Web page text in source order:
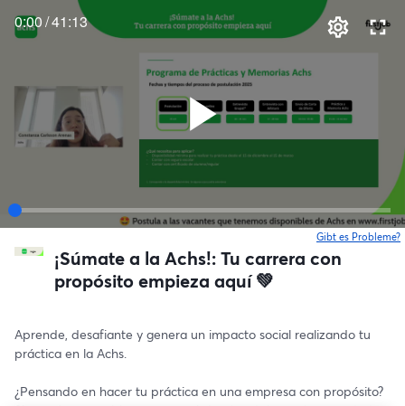
0:00/41:13
Gibt es Probleme?
¡Súmate a la Achs!: Tu carrera con
propósito empieza aquí 💚
Aprende, desafiante y genera un impacto social realizando tu
práctica en la Achs.
¿Pensando en hacer tu práctica en una empresa con propósito?